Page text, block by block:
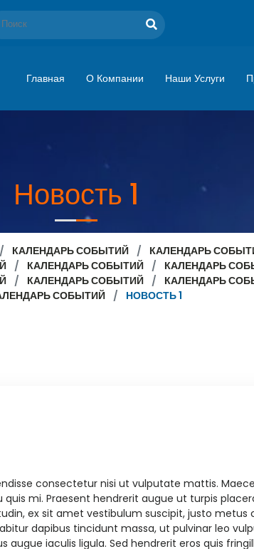
Главная О Компании Наши Услуги
Новость 1
КАЛЕНДАРЬ СОБЫТИЙ
КАЛЕНДАРЬ
КАЛЕНДАРЬ СОБЫТИЙ
КАЛЕНДАРЬ
КАЛЕНДАРЬ СОБЫТИЙ
КАЛЕНДАРЬ
СОБЫТИЙ
НОВОСТЬ 1
consectetur nisi ut vulputate mattis.
mi. Praesent hendrerit augue ut turpis
ex sit amet vestibulum suscipit, justo metus
dapibus tincidunt massa, ut pulvinar leo
iaculis ligula. Sed hendrerit eros quis